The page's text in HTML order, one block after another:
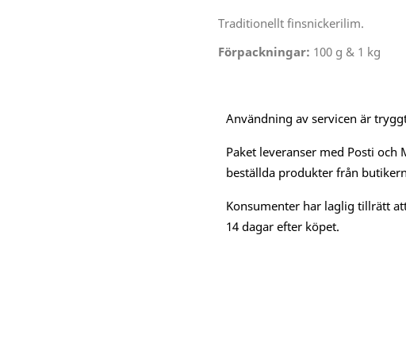
Traditionellt finsnickerilim.
Förpackningar: 100 g & 1 kg
Användning av servicen är
Paket leveranser med Posti
beställda produkter från
Konsumenter har laglig tillrätt
14 dagar efter köpet.